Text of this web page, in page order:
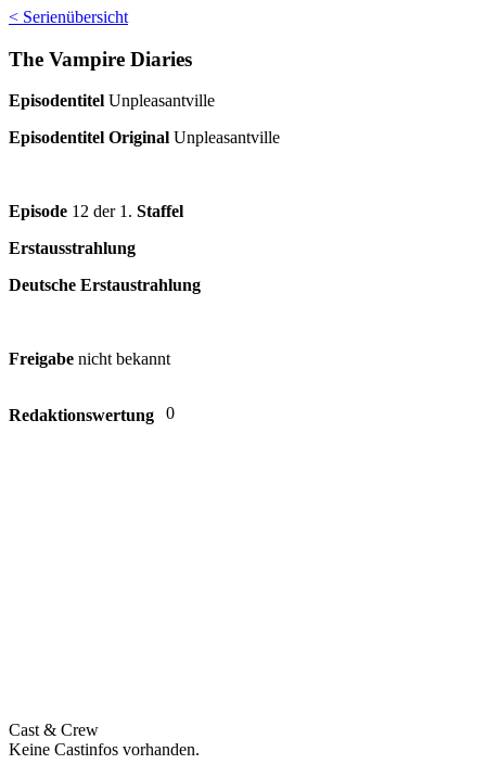
< Serienübersicht
The Vampire Diaries
Episodentitel Unpleasantville
Episodentitel Original Unpleasantville
Episode 12 der 1. Staffel
Erstausstrahlung
Deutsche Erstaustrahlung
Freigabe nicht bekannt
Redaktionswertung 0
Cast & Crew
Keine Castinfos vorhanden.